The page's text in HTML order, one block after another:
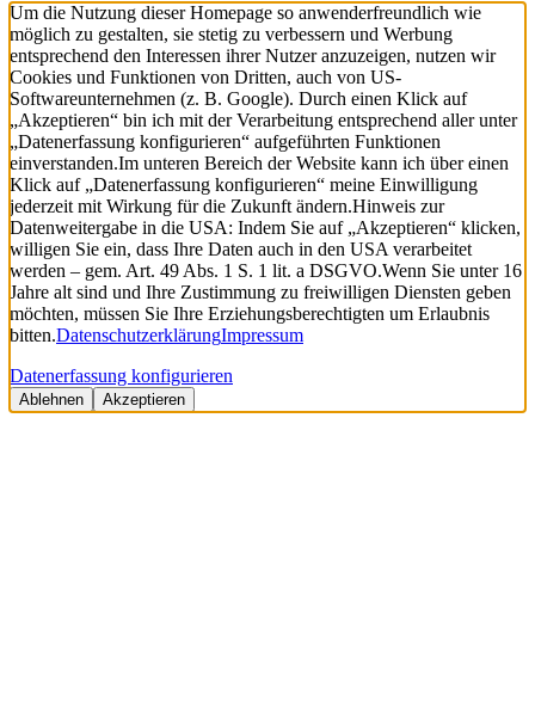
Um die Nutzung dieser Homepage so anwenderfreundlich wie
möglich zu gestalten, sie stetig zu verbessern und Werbung
entsprechend den Interessen ihrer Nutzer anzuzeigen, nutzen wir
Cookies und Funktionen von Dritten, auch von US-
Softwareunternehmen (z. B. Google). Durch einen Klick auf
„Akzeptieren“ bin ich mit der Verarbeitung entsprechend aller unter
„Datenerfassung konfigurieren“ aufgeführten Funktionen
einverstanden.Im unteren Bereich der Website kann ich über einen
Klick auf „Datenerfassung konfigurieren“ meine Einwilligung
jederzeit mit Wirkung für die Zukunft ändern.Hinweis zur
Datenweitergabe in die USA: Indem Sie auf „Akzeptieren“ klicken,
willigen Sie ein, dass Ihre Daten auch in den USA verarbeitet
werden – gem. Art. 49 Abs. 1 S. 1 lit. a DSGVO.Wenn Sie unter 16
Jahre alt sind und Ihre Zustimmung zu freiwilligen Diensten geben
möchten, müssen Sie Ihre Erziehungsberechtigten um Erlaubnis
bitten.DatenschutzerklärungImpressum
Datenerfassung konfigurieren
Ablehnen Akzeptieren